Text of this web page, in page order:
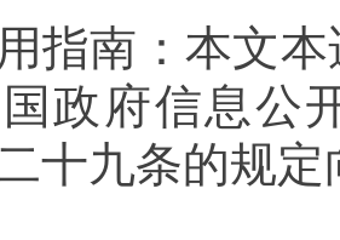
南：本文本
政府信息公
十九条的规